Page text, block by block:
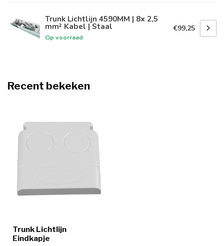
Trunk Lichtlijn 4590MM | 8x 2,5
mm² Kabel | Staal
Op voorraad
€99,25
Recent bekeken
Trunk Lichtlijn
Eindkapje